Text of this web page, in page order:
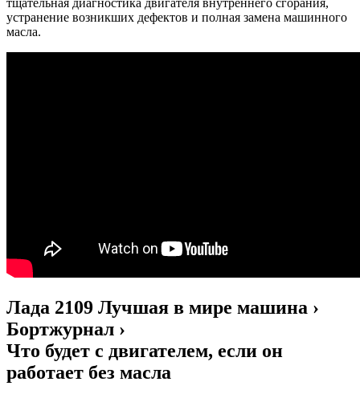
тщательная диагностика двигателя внутреннего сгорания,
устранение возникших дефектов и полная замена машинного
масла.
Лада 2109 Лучшая в мире машина ›
Бортжурнал ›
Что будет с двигателем, если он
работает без масла